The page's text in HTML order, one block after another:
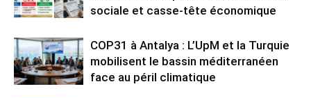
sociale et casse-tête économique
COP31 à Antalya : L’UpM et la Turquie
mobilisent le bassin méditerranéen
face au péril climatique